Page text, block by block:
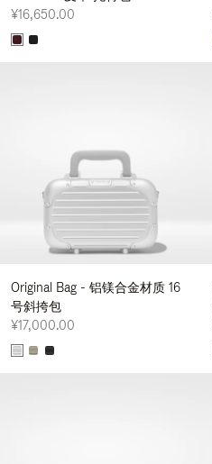
¥16,650.00
Original Bag - 铝镁合金材质 16
号斜挎包
¥17,000.00